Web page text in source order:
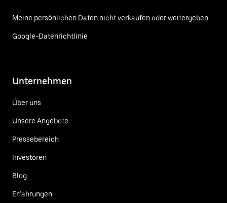
Meine persönlichen Daten nicht verkaufen oder weitergeben
Google-Datenrichtlinie
Unternehmen
Über uns
Unsere Angebote
Pressebereich
Investoren
Blog
Erfahrungen